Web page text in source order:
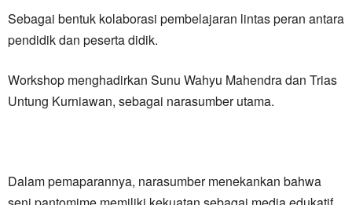
Sebagai bentuk kolaborasi pembelajaran lintas peran antara
pendidik dan peserta didik.
Workshop menghadirkan Sunu Wahyu Mahendra dan Trias
Untung Kurniawan, sebagai narasumber utama.
Dalam pemaparannya, narasumber menekankan bahwa